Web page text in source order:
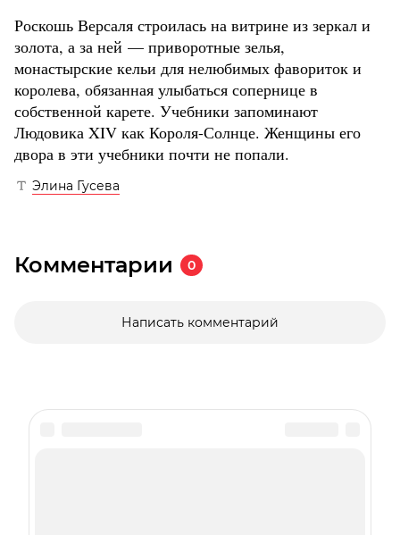
Роскошь Версаля строилась на витрине из зеркал и
золота, а за ней — приворотные зелья,
монастырские кельи для нелюбимых фавориток и
королева, обязанная улыбаться сопернице в
собственной карете. Учебники запоминают
Людовика XIV как Короля-Солнце. Женщины его
двора в эти учебники почти не попали.
Элина Гусева
Комментарии 0
Написать комментарий